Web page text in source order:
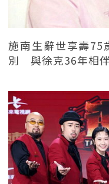
施南生辭世享壽75
別 與徐克36年相